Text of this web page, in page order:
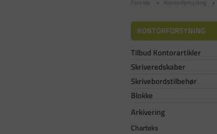
Forside Kontorforsyning
KONTORFORSYNING
Tilbud Kontorartikler
Skriveredskaber
Skrivebordstilbehør
Blokke
Arkivering
Charteks